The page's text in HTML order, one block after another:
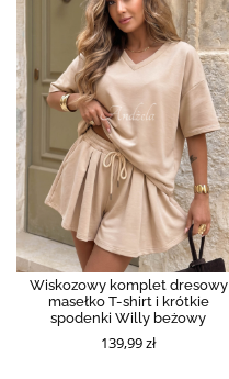
Wiskozowy komplet dresowy
masełko T-shirt i krótkie
spodenki Willy beżowy
139,99 zł